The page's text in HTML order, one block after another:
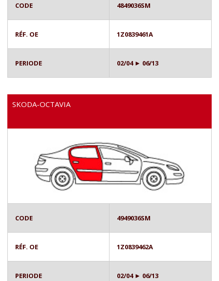
CODE 4849036SM
RÉF. OE 1Z0839461A
PERIODE 02/04 ► 06/13
SKODA-OCTAVIA
CODE 4949036SM
RÉF. OE 1Z0839462A
PERIODE 02/04 ► 06/13